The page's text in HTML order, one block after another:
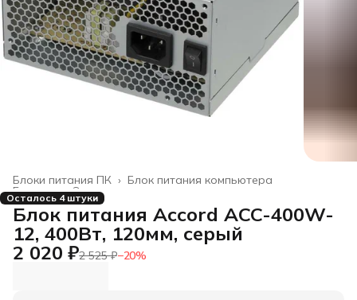
Блок питания компьютера
Блоки питания ПК ›
Электроника
Главная ›
Осталось 4 штуки
Блок питания Accord ACC-400W-
12, 400Вт, 120мм, серый
2 020 ₽2 525 ₽−20%